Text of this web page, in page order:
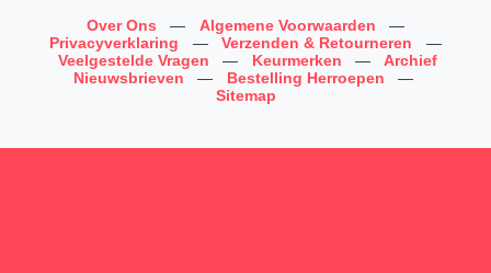
Over Ons — Algemene Voorwaarden
—
Privacyverklaring
— Verzenden & Retourneren
—
Veelgestelde Vragen
— Keurmerken —
Archief
Nieuwsbrieven
— Bestelling Herroepen
—
Sitemap